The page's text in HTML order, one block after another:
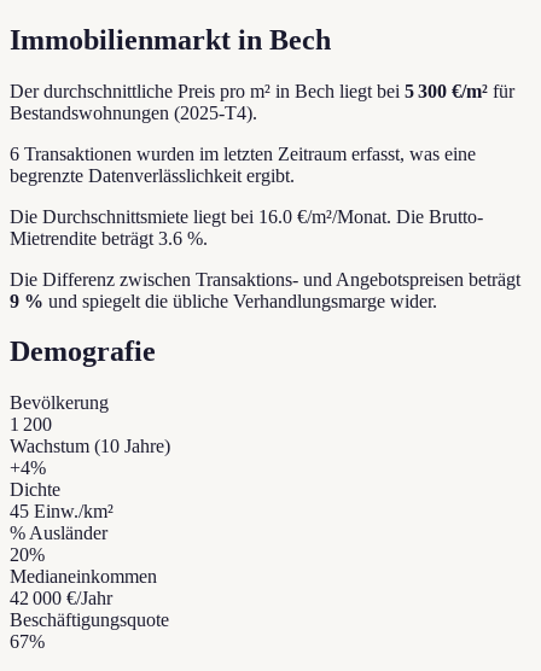
Immobilienmarkt in Bech
Der durchschnittliche Preis pro m² in Bech liegt bei 5 300 €/m² für
Bestandswohnungen (2025-T4).
6 Transaktionen wurden im letzten Zeitraum erfasst, was eine
begrenzte Datenverlässlichkeit ergibt.
Die Durchschnittsmiete liegt bei 16.0 €/m²/Monat. Die Brutto-
Mietrendite beträgt 3.6 %.
Die Differenz zwischen Transaktions- und Angebotspreisen beträgt
9 % und spiegelt die übliche Verhandlungsmarge wider.
Demografie
Bevölkerung
1 200
Wachstum (10 Jahre)
+4%
Dichte
45 Einw./km²
% Ausländer
20%
Medianeinkommen
42 000 €/Jahr
Beschäftigungsquote
67%